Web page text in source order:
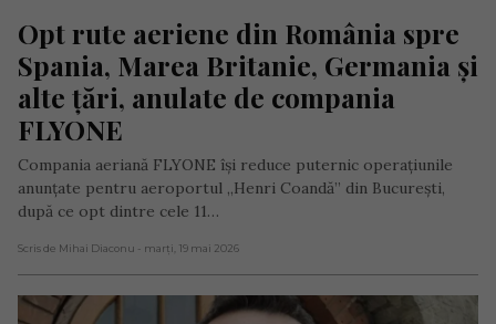
Opt rute aeriene din România spre
Spania, Marea Britanie, Germania și
alte țări, anulate de compania
FLYONE
Compania aeriană FLYONE își reduce puternic operațiunile
anunțate pentru aeroportul „Henri Coandă” din București,
după ce opt dintre cele 11…
Scris de Mihai Diaconu - marți, 19 mai 2026